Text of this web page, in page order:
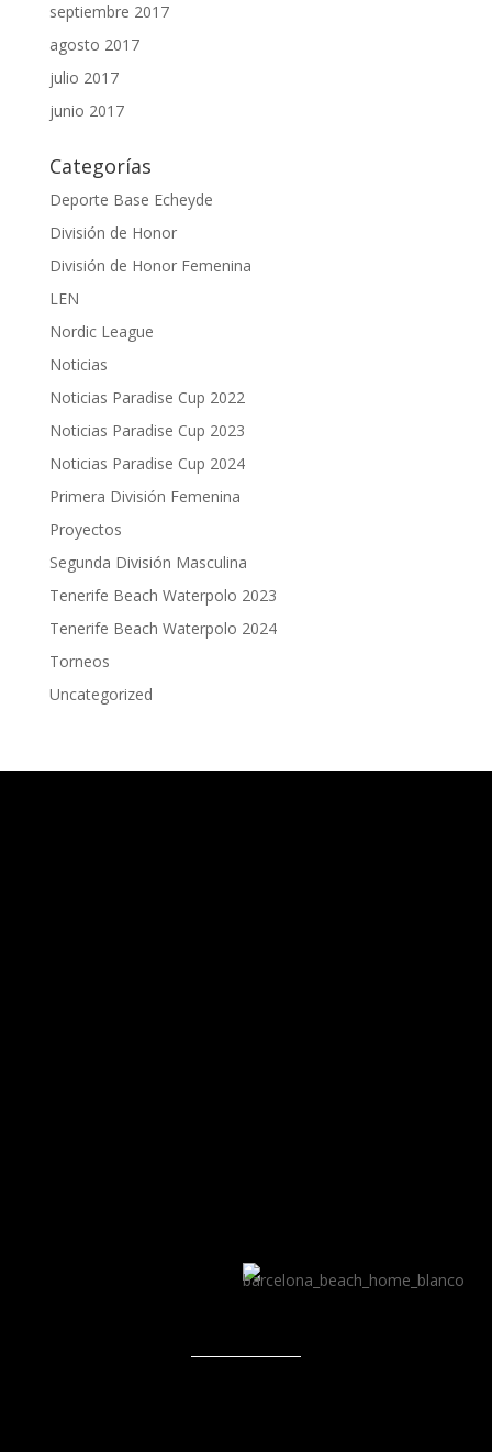
septiembre 2017
agosto 2017
julio 2017
junio 2017
Categorías
Deporte Base Echeyde
División de Honor
División de Honor Femenina
LEN
Nordic League
Noticias
Noticias Paradise Cup 2022
Noticias Paradise Cup 2023
Noticias Paradise Cup 2024
Primera División Femenina
Proyectos
Segunda División Masculina
Tenerife Beach Waterpolo 2023
Tenerife Beach Waterpolo 2024
Torneos
Uncategorized